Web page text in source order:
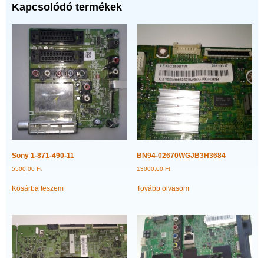
Kapcsolódó termékek
Sony 1-871-490-11
5500,00 Ft
Kosárba teszem
BN94-02670WGJB3H3684
13000,00Ft
Tovább olvasom